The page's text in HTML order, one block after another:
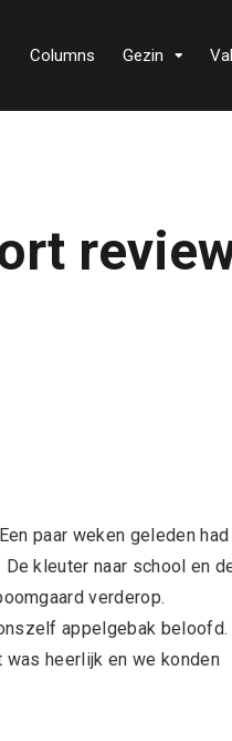
m
Columns Gezin
paar weken geleden
kleuter naar school en
verderop.
appelgebak beloofd.
heerlijk en we konden